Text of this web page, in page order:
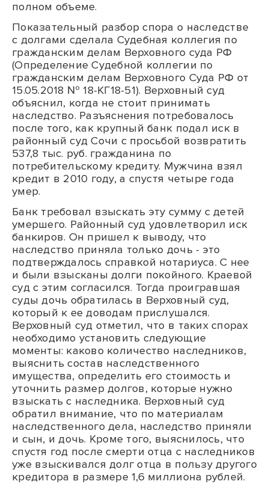
полном объеме.
Показательный разбор спора о наследстве
с долгами сделала Судебная коллегия по
гражданским делам Верховного суда РФ
(Определение Судебной коллегии по
гражданским делам Верховного Суда РФ от
15.05.2018 № 18-КГ18-51). Верховный суд
объяснил, когда не стоит принимать
наследство. Разъяснения потребовалось
после того, как крупный банк подал иск в
районный суд Сочи с просьбой возвратить
537,8 тыс. руб. гражданина по
потребительскому кредиту. Мужчина взял
кредит в 2010 году, а спустя четыре года
умер.
Банк требовал взыскать эту сумму с детей
умершего. Районный суд удовлетворил иск
банкиров. Он пришел к выводу, что
наследство приняла только дочь - это
подтверждалось справкой нотариуса. С нее
и были взысканы долги покойного. Краевой
суд с этим согласился. Тогда проигравшая
суды дочь обратилась в Верховный суд,
который к ее доводам прислушался.
Верховный суд отметил, что в таких спорах
необходимо установить следующие
моменты: каково количество наследников,
выяснить состав наследственного
имущества, определить его стоимость и
уточнить размер долгов, которые нужно
взыскать с наследника. Верховный суд
обратил внимание, что по материалам
наследственного дела, наследство приняли
и сын, и дочь. Кроме того, выяснилось, что
спустя год после смерти отца с наследников
уже взыскивался долг отца в пользу другого
кредитора в размере 1,6 миллиона рублей.